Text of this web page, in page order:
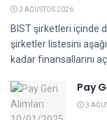
3 AĞUSTOS 2026
BIST şirketleri içinde
şirketler listesini
kadar finansallarını
Pay
3